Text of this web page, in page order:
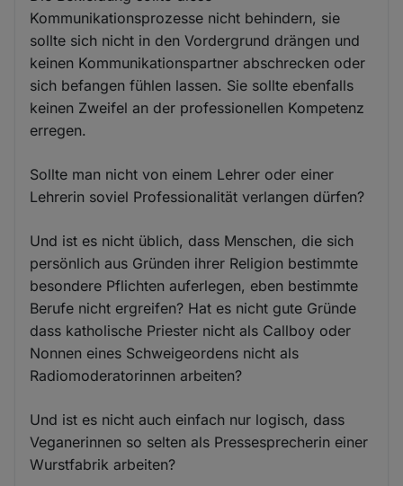
Kommunikationsprozesse nicht behindern, sie
sollte sich nicht in den Vordergrund drängen und
keinen Kommunikationspartner abschrecken oder
sich befangen fühlen lassen. Sie sollte ebenfalls
keinen Zweifel an der professionellen Kompetenz
erregen.
Sollte man nicht von einem Lehrer oder einer
Lehrerin soviel Professionalität verlangen dürfen?
Und ist es nicht üblich, dass Menschen, die sich
persönlich aus Gründen ihrer Religion bestimmte
besondere Pflichten auferlegen, eben bestimmte
Berufe nicht ergreifen? Hat es nicht gute Gründe
dass katholische Priester nicht als Callboy oder
Nonnen eines Schweigeordens nicht als
Radiomoderatorinnen arbeiten?
Und ist es nicht auch einfach nur logisch, dass
Veganerinnen so selten als Pressesprecherin einer
Wurstfabrik arbeiten?